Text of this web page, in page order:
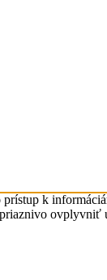
k
ovplyvniť